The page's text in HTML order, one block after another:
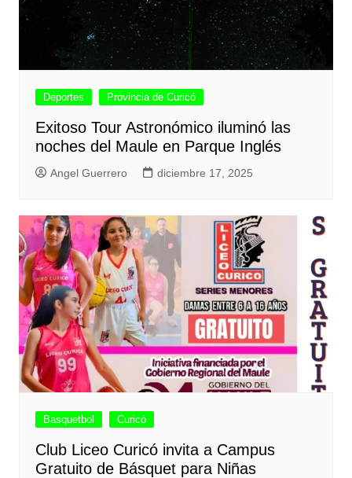
Deportes Provincia de Curicó
Exitoso Tour Astronómico iluminó las
noches del Maule en Parque Inglés
Angel Guerrero diciembre 17, 2025
Basquetbol Curicó
Club Liceo Curicó invita a Campus
Gratuito de Básquet para Niñas